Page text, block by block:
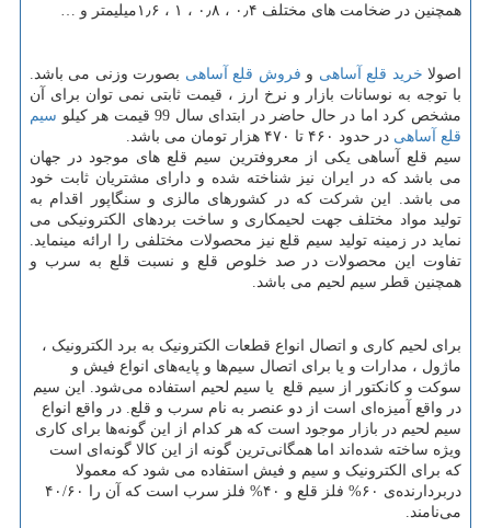
همچنین در ضخامت های مختلف ۰٫۴ ، ۰٫۸ ، ۱ ، ۱٫۶میلیمتر و …
اصولا خرید قلع آساهی و فروش قلع آساهی بصورت وزنی می باشد.
با توجه به نوسانات بازار و نرخ ارز ، قیمت ثابتی نمی توان برای آن
مشخص کرد اما در حال حاضر در ابتدای سال 99 قیمت هر کیلو
سیم
قلع آساهی در حدود ۴۶۰ تا ۴۷۰ هزار تومان می باشد.
سیم قلع آساهی یکی از معروفترین سیم قلع های موجود در جهان
می باشد که در ایران نیز شناخته شده و دارای مشتریان ثابت خود
می باشد. این شرکت که در کشورهای مالزی و سنگاپور اقدام به
تولید مواد مختلف جهت لحیمکاری و ساخت بردهای الکترونیکی می
نماید در زمینه تولید سیم قلع نیز محصولات مختلفی را ارائه مینماید.
تفاوت این محصولات در صد خلوص قلع و نسبت قلع به سرب و
همچنین قطر سیم لحیم می باشد.
برای لحیم کاری و اتصال انواع قطعات الکترونیک به برد الکترونیک ،
ماژول ، مدارات و یا برای اتصال سیم‌ها و پایه‌های انواع فیش و
سوکت و کانکتور از سیم قلع یا سیم لحیم استفاده می‌شود. این سیم
در واقع آمیزه‌ای است از دو عنصر به نام سرب و قلع. در واقع انواع
سیم لحیم در بازار موجود است که هر کدام از این گونه‌ها برای کاری
ویژه ساخته شده‌اند اما همگانی‌ترین گونه از این کالا گونه‌ای است
که برای الکترونیک و سیم و فیش استفاده می شود که معمولا
دربردارنده‌ی ۶۰% فلز قلع و ۴۰% فلز سرب است که آن را ۴۰/۶۰
می‌نامند.